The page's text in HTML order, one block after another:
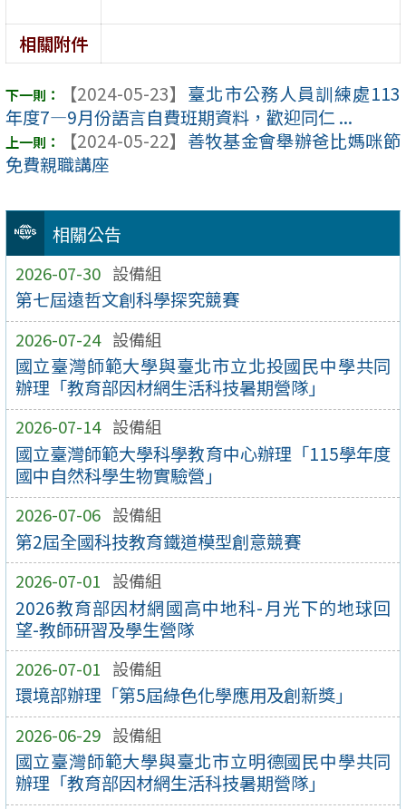
相關公告
2026-07-30 設備組
第七屆遠哲文創科學探究競賽
2026-07-24 設備組
國立臺灣師範大學與臺北市立北投國民中學共同
辦理「教育部因材網生活科技暑期營隊」
2026-07-14 設備組
國立臺灣師範大學科學教育中心辦理「115學年度
國中自然科學生物實驗營」
2026-07-06 設備組
第2屆全國科技教育鐵道模型創意競賽
2026-07-01 設備組
2026教育部因材網國高中地科-月光下的地球回
望-教師研習及學生營隊
2026-07-01 設備組
環境部辦理「第5屆綠色化學應用及創新獎」
2026-06-29 設備組
國立臺灣師範大學與臺北市立明德國民中學共同
辦理「教育部因材網生活科技暑期營隊」
相關附件
【2024-05-23】 臺北市公務人員訓練處113
年度7—9月份語言自費班期資料，歡迎同仁 ...
【2024-05-22】 善牧基金會舉辦爸比媽咪節
免費親職講座